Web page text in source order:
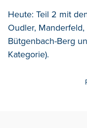
Heute: Teil 2 mit
Oudler,
Bütgenbach-Berg
Kategorie).